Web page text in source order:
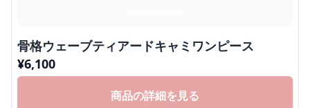
骨格ウェーブティアードキャミワンピース
¥6,100
商品の詳細を見る